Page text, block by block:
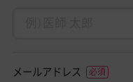
メールアドレス